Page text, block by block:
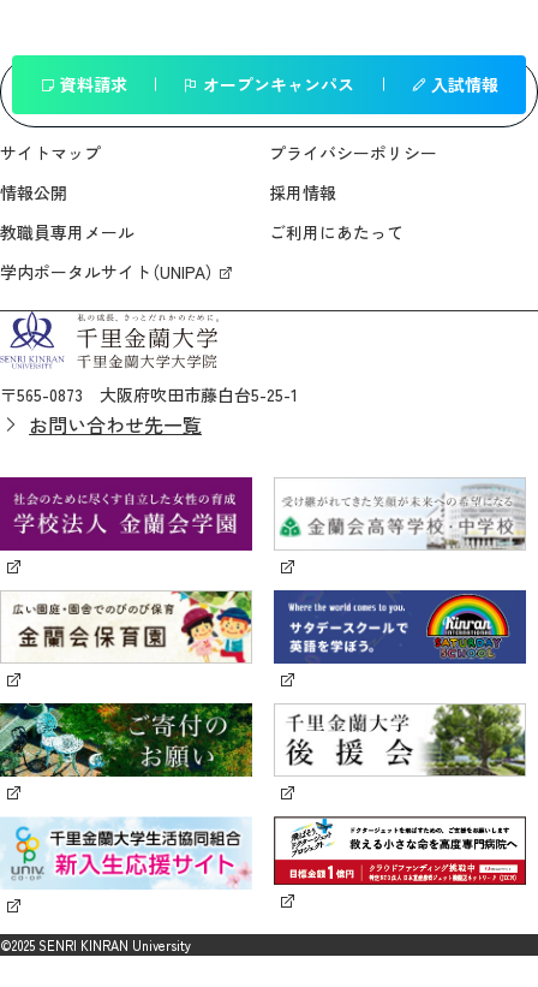
一覧へ戻る
資料請求 オープンキャンパス 入試情報
サイトマップ
プライバシーポリシー
情報公開
採用情報
教職員専用メール
ご利用にあたって
学内ポータルサイト（UNIPA）
〒565-0873 大阪府吹田市藤白台5-25-1
お問い合わせ先一覧
©2025 SENRI KINRAN University